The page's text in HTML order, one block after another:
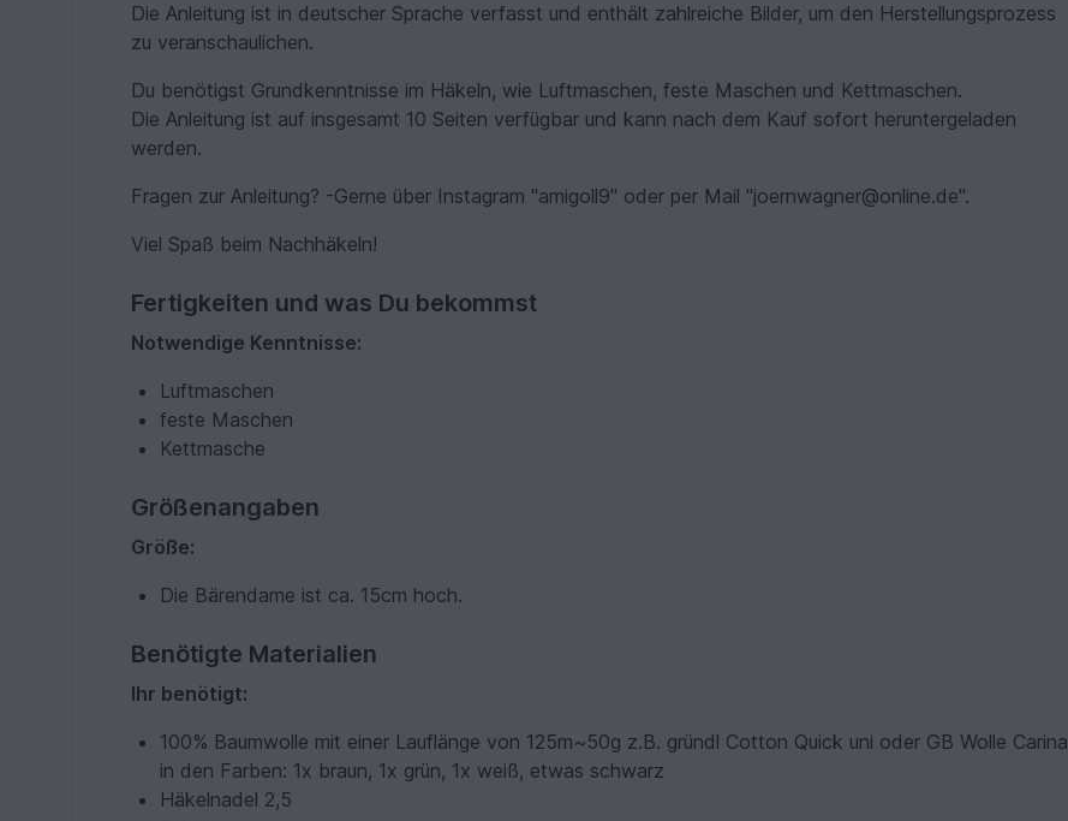
Die Anleitung ist in deutscher Sprache verfasst und enthält zahlreiche Bilder, um den Herstellungsprozess
zu veranschaulichen.
Du benötigst Grundkenntnisse im Häkeln, wie Luftmaschen, feste Maschen und Kettmaschen.
Die Anleitung ist auf insgesamt 10 Seiten verfügbar und kann nach dem Kauf sofort heruntergeladen
werden.
Fragen zur Anleitung? -Gerne über Instagram "amigoll9" oder per Mail "joernwagner@online.de".
Viel Spaß beim Nachhäkeln!
Fertigkeiten und was Du bekommst
Notwendige Kenntnisse:
Luftmaschen
feste Maschen
Kettmasche
Größenangaben
Größe:
Die Bärendame ist ca. 15cm hoch.
Benötigte Materialien
Ihr benötigt:
100% Baumwolle mit einer Lauflänge von 125m~50g z.B. gründl Cotton Quick uni oder GB Wolle Carina
in den Farben: 1x braun, 1x grün, 1x weiß, etwas schwarz
Häkelnadel 2,5